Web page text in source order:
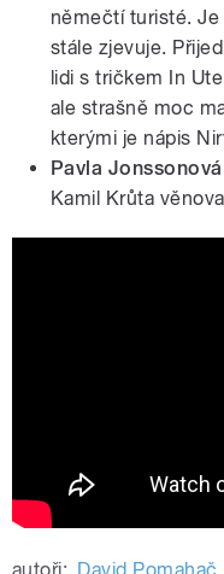
němečtí turisté. Je
stále zjevuje.
lidi s tričkem In
ale strašně moc
kterými je nápis
Pavla
Kamil Krůta
autoři: David Pomahač